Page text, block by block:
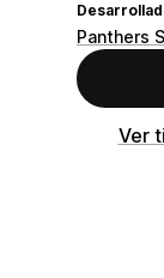
Panthers
Ver